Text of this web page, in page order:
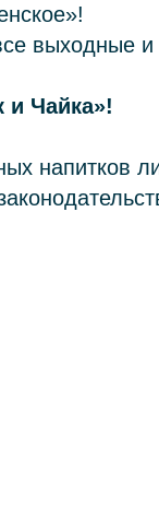
выходные и
Чайка»!
напитков